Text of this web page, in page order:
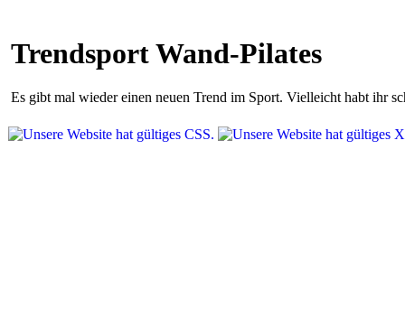
Trendsport Wand-Pilates
Es gibt mal wieder einen neuen Trend im Sport. Vielleicht habt ihr